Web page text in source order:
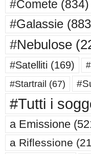
#Comete (834)
#Galassie
#Nebulose
#Satelliti (169)
#Startrail (67)
#Tutti i
a Emissione
a Riflessione